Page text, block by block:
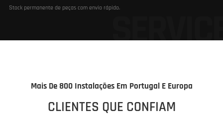
Stock permanente de peças com envio rápido.
Mais De 800 Instalações Em Portugal E Europa
CLIENTES QUE CONFIAM